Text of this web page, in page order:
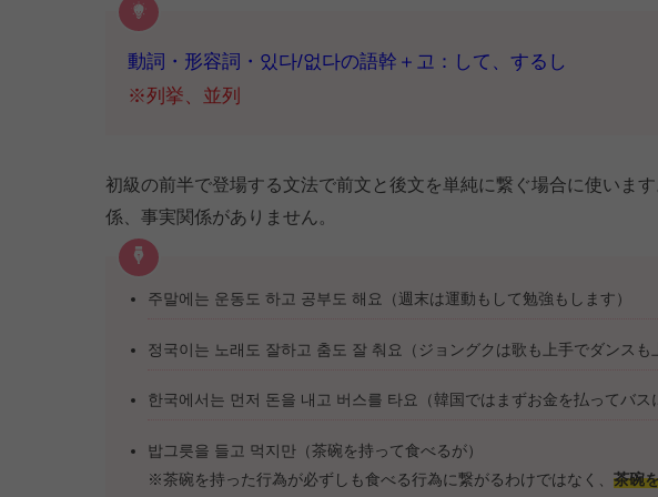
動詞・形容詞・있다/없다の語幹＋고：して、するし
※列挙、並列
初級の前半で登場する文法で前文と後文を単純に繋ぐ場合に使いま
係、事実関係がありません。
주말에는 운동도 하고 공부도 해요（週末は運動もして勉強もします）
정국이는 노래도 잘하고 춤도 잘 춰요（ジョングクは歌も上手でダンスも
한국에서는 먼저 돈을 내고 버스를 타요（韓国ではまずお金を払ってバス
밥그릇을 들고 먹지만（茶碗を持って食べるが）
※茶碗を持った行為が必ずしも食べる行為に繋がるわけではなく、茶碗